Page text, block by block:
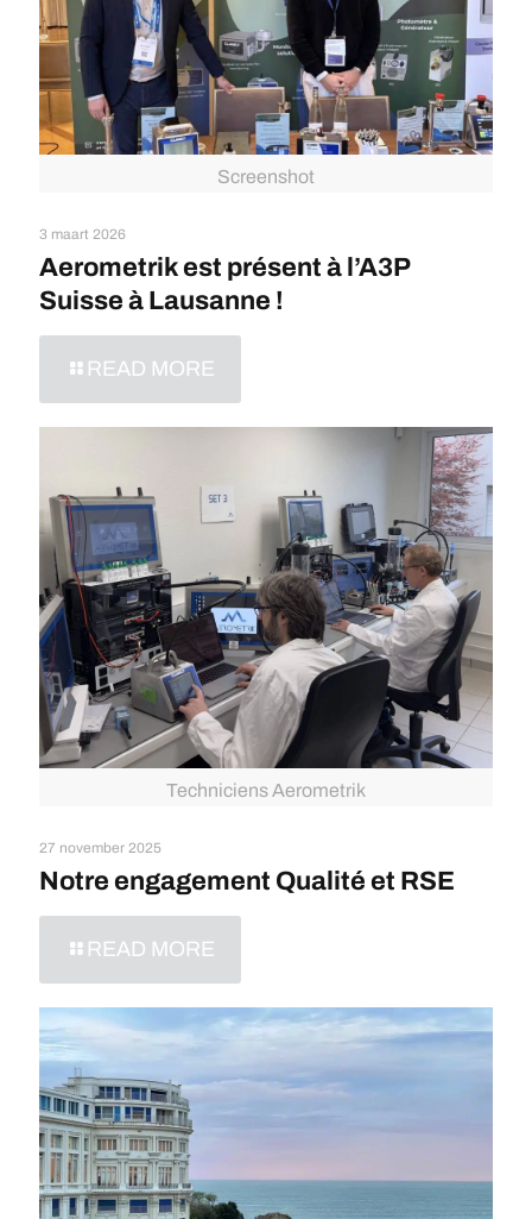
Screenshot
3 maart 2026
Aerometrik est présent à l’A3P
Suisse à Lausanne !
READ MORE
Techniciens Aerometrik
27 november 2025
Notre engagement Qualité et RSE
READ MORE